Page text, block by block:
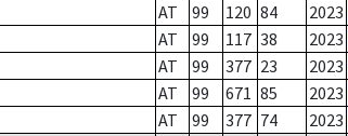
AT 99 120 84 2023
AT 99 117 38 2023
AT 99 377 23 2023
AT 99 671 85 2023
AT 99 377 74 2023